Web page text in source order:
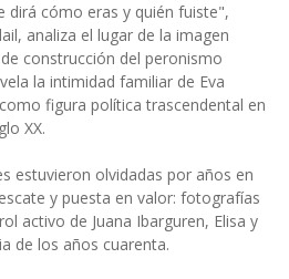
dirá cómo eras y quién fuiste",
analiza el lugar de la imagen
construcción del peronismo
la intimidad familiar de Eva
figura política trascendental en
XX.
estuvieron olvidadas por años en
y puesta en valor: fotografías
activo de Juana Ibarguren, Elisa y
de los años cuarenta.